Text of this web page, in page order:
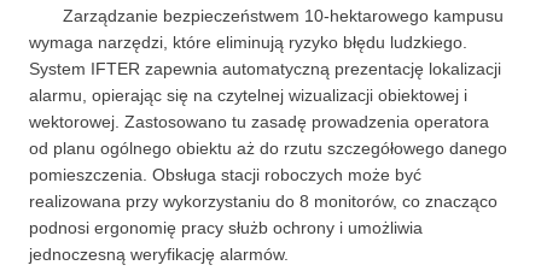
Zarządzanie bezpieczeństwem 10-hektarowego kampusu
wymaga narzędzi, które eliminują ryzyko błędu ludzkiego.
System IFTER zapewnia automatyczną prezentację lokalizacji
alarmu, opierając się na czytelnej wizualizacji obiektowej i
wektorowej. Zastosowano tu zasadę prowadzenia operatora
od planu ogólnego obiektu aż do rzutu szczegółowego danego
pomieszczenia. Obsługa stacji roboczych może być
realizowana przy wykorzystaniu do 8 monitorów, co znacząco
podnosi ergonomię pracy służb ochrony i umożliwia
jednoczesną weryfikację alarmów.